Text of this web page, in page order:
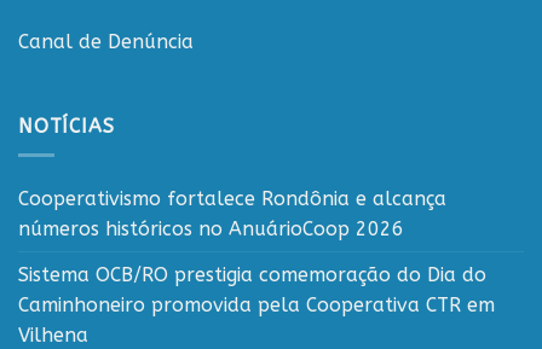
Canal de Denúncia
NOTÍCIAS
Cooperativismo fortalece Rondônia e alcança
números históricos no AnuárioCoop 2026
Sistema OCB/RO prestigia comemoração do Dia do
Caminhoneiro promovida pela Cooperativa CTR em
Vilhena